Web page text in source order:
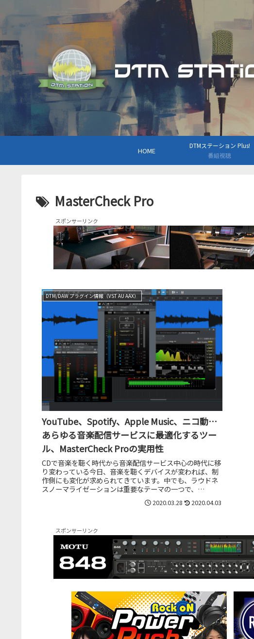
HOME
DTMステーション Plus!
番組視聴
MasterCheck Pro
スポンサーリンク
DTM/DAW プラグイン情報（VST AU AAX）
YouTube、Spotify、Apple Music、ニコ動…
あらゆる音楽配信サービスに最適化するツー
ル、MasterCheck Proの実用性
CDで音楽を聴く時代から音楽配信サービス中心の時代に移
り変わっている今日、音楽を聴くデバイスが変われば、制
作側にも変化が求められてきています。中でも、ラウドネ
スノーマライゼーションは重要なテーマの一つで、
2020.03.28 2020.04.03
スポンサーリンク